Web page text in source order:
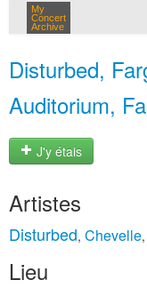
My
Concert
Archive
Disturbed,
Auditorium,
J'y étais
Artistes
Disturbed, Chevelle,
Lieu